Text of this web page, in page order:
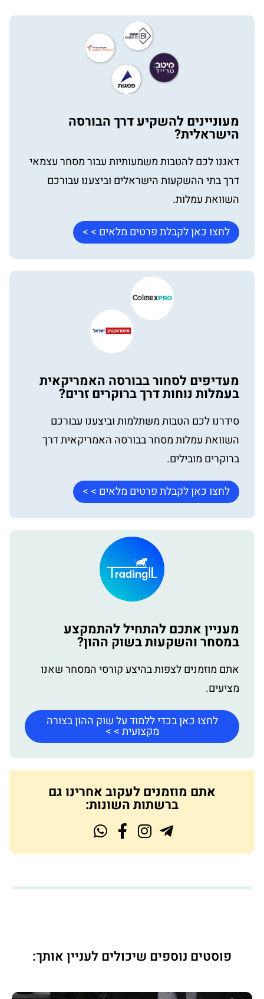
מעוניינים להשקיע דרך הבורסה
הישראלית?
דאגנו לכם להטבות משמעותיות עבור מסחר עצמאי
דרך בתי ההשקעות הישראלים וביצענו עבורכם
השוואת עמלות.
לחצו כאן לקבלת פרטים מלאים > >
מעדיפים לסחור בבורסה האמריקאית
בעמלות נוחות דרך ברוקרים זרים?
סידרנו לכם הטבות משתלמות וביצענו עבורכם
השוואת עמלות מסחר בבורסה האמריקאית דרך
ברוקרים מובילים.
לחצו כאן לקבלת פרטים מלאים > >
מעניין אתכם להתחיל להתמקצע
במסחר והשקעות בשוק ההון?
אתם מוזמנים לצפות בהיצע קורסי המסחר שאנו
מציעים.
לחצו כאן בכדי ללמוד על שוק ההון בצורה
מקצועית > >
אתם מוזמנים לעקוב אחרינו גם
ברשתות השונות:
פוסטים נוספים שיכולים לעניין אותך: